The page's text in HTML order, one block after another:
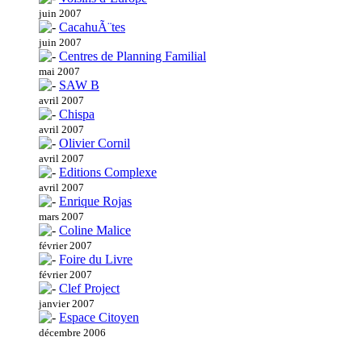
juin 2007
CacahuÃ¨tes
juin 2007
Centres de Planning Familial
mai 2007
SAW B
avril 2007
Chispa
avril 2007
Olivier Cornil
avril 2007
Editions Complexe
avril 2007
Enrique Rojas
mars 2007
Coline Malice
février 2007
Foire du Livre
février 2007
Clef Project
janvier 2007
Espace Citoyen
décembre 2006